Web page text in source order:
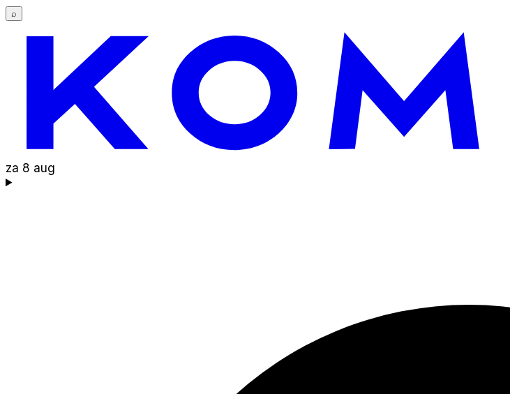
⌕
za 8 aug